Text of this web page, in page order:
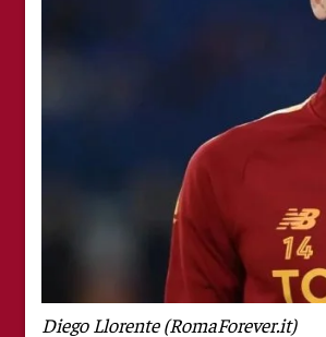
Diego Llorente (RomaForever.it)